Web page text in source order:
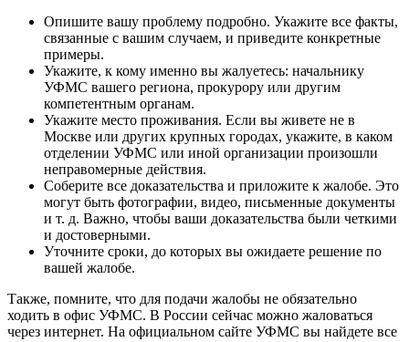
Опишите вашу проблему подробно. Укажите все факты,
связанные с вашим случаем, и приведите конкретные
примеры.
Укажите, к кому именно вы жалуетесь: начальнику
УФМС вашего региона, прокурору или другим
компетентным органам.
Укажите место проживания. Если вы живете не в
Москве или других крупных городах, укажите, в каком
отделении УФМС или иной организации произошли
неправомерные действия.
Соберите все доказательства и приложите к жалобе. Это
могут быть фотографии, видео, письменные документы
и т. д. Важно, чтобы ваши доказательства были четкими
и достоверными.
Уточните сроки, до которых вы ожидаете решение по
вашей жалобе.
Также, помните, что для подачи жалобы не обязательно
ходить в офис УФМС. В России сейчас можно жаловаться
через интернет. На официальном сайте УФМС вы найдете все